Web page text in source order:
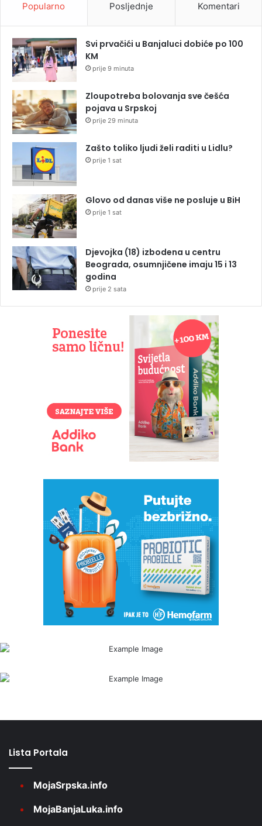
Popularno Posljednje Komentari
Svi prvačići u Banjaluci dobiće po 100
KM
prije 9 minuta
Zloupotreba bolovanja sve češća
pojava u Srpskoj
prije 29 minuta
Zašto toliko ljudi želi raditi u Lidlu?
prije 1 sat
Glovo od danas više ne posluje u BiH
prije 1 sat
Djevojka (18) izbodena u centru
Beograda, osumnjičene imaju 15 i 13
godina
prije 2 sata
Lista Portala
MojaSrpska.info
MojaBanjaLuka.info